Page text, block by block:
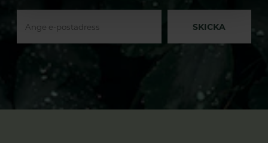
SKICKA